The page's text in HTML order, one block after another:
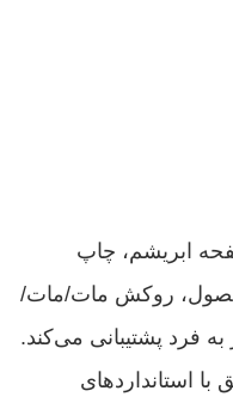
ابریشم، چاپ
روکش مات/مات/
فرد پشتیبانی می‌کند.
استانداردهای